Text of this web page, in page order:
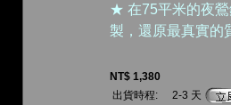
★ 在75平米的夜鶯
製，還原最真實的
NT$ 1,380
出貨時程:
2-3 天